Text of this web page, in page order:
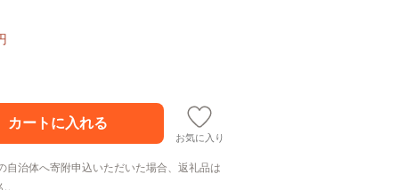
お気に入り
自治体へ寄附申込いただいた場合、返礼品は